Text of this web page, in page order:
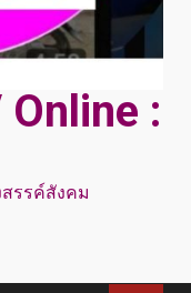
:
รรค์สังคม